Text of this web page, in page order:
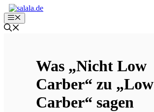
Zum
Inhalt
springen
Menü
Was „Nicht Low
Carber“ zu „Low
Carber“ sagen